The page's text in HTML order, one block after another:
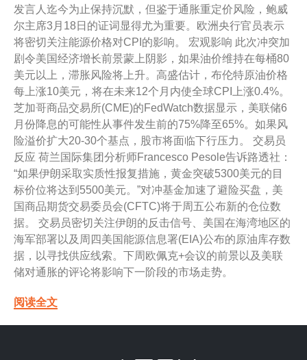
发言人迄今为止保持沉默，但鉴于通胀重定价风险，鲍威
尔主席3月18日的证词显得尤为重要。欧洲央行官员表示
将密切关注能源价格对CPI的影响。 宏观影响 此次冲突加
剧令美国经济增长前景蒙上阴影，如果油价维持在每桶80
美元以上，滞胀风险将上升。高盛估计，布伦特原油价格
每上涨10美元，将在未来12个月内使全球CPI上涨0.4%。
芝加哥商品交易所(CME)的FedWatch数据显示，美联储6
月份降息的可能性从事件发生前的75%降至65%。如果风
险溢价扩大20-30个基点，股市将面临下行压力。 交易员
反应 荷兰国际集团分析师Francesco Pesole告诉路透社：
“如果伊朗采取实质性报复措施，黄金突破5300美元的目
标价位将达到5500美元。”对冲基金加速了避险买盘，美
国商品期货交易委员会(CFTC)将于周五公布新的仓位数
据。 交易员密切关注伊朗的反击信号、美国在海湾地区的
海军部署以及周四美国能源信息署(EIA)公布的原油库存数
据，以寻找供应线索。下周欧佩克+会议的前景以及美联
储对通胀的评论将影响下一阶段的市场走势。
阅读全文